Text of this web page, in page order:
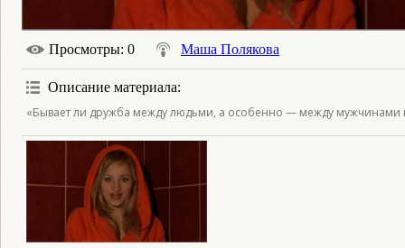
Просмотры: 0 Маша Полякова
Описание материала:
«Бывает ли дружба между людьми, а особенно — между